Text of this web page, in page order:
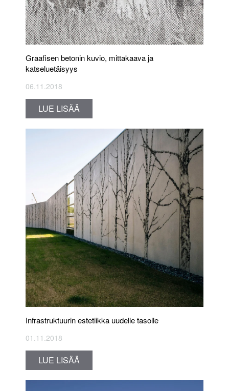
Graafisen betonin kuvio, mittakaava ja
katseluetäisyys
06.11.2018
LUE LISÄÄ
Infrastruktuurin estetiikka uudelle tasolle
01.11.2018
LUE LISÄÄ